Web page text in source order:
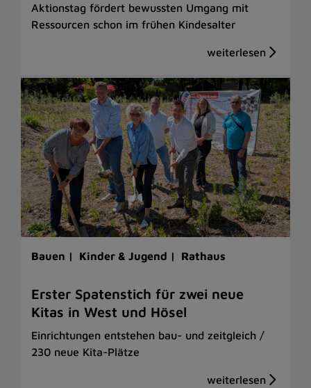
Aktionstag fördert bewussten Umgang mit
Ressourcen schon im frühen Kindesalter
Bauen | Kinder & Jugend | Rathaus
Erster Spatenstich für zwei neue
Kitas in West und Hösel
Einrichtungen entstehen bau- und zeitgleich /
230 neue Kita-Plätze